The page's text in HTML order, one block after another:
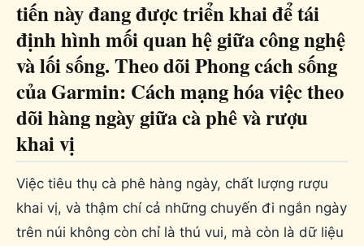
tiến này đang được triển khai để tái
định hình mối quan hệ giữa công nghệ
và lối sống. Theo dõi Phong cách sống
của Garmin: Cách mạng hóa việc theo
dõi hàng ngày giữa cà phê và rượu
khai vị
Việc tiêu thụ cà phê hàng ngày, chất lượng rượu
khai vị, và thậm chí cả những chuyến đi ngắn ngày
trên núi không còn chỉ là thú vui, mà còn là dữ liệu